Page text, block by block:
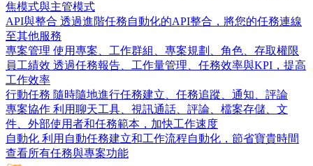
焦模式與主管模式
API與整合 透過進階任務自動化的API整合，將您的任務連線
至其他服務
專案管理 使用專案、工作群組、專案規劃、角色、存取權限
員工績效 透過任務報告、工作量管理、任務效率與KPI，提高
工作效率
行動任務 隨時隨地進行任務建立、任務追蹤、通知、評論
專案協作 利用聊天工具、視訊通話、評論、檔案存儲、文
件、外部使用者和任務範本，加快工作速度
自動化 利用自動任務建立和工作流程自動化，節省寶貴時間
查看所有任務與專案功能